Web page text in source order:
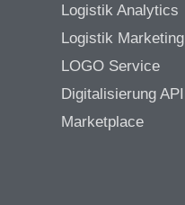
Logistik Analytics
Logistik Marketing
LOGO Service
Digitalisierung API
Marketplace